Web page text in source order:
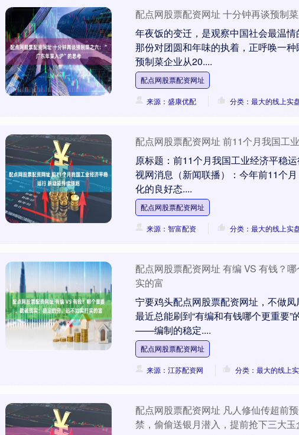
配点网股票配资网址 十分钟再谈预制
年夜饭的变迁，是观察中国社会最温
那份对团圆和年味的执着，正呼唤一
预制菜企业从20....
配点网股票配资网址
来源：盛康优配 分类：最大的线上实
配点网股票配资网址 前11个月我国工
原标题：前11个月我国工业经济平稳
视网消息（新闻联播）：今年前11个
化的良好态....
配点网股票配资网址
来源：智富配资 分类：最大的线上实
配点网股票配资网址 有编 VS 有钱？
实的富
宁要鸡头配点网股票配资网址，不做
最近总能刷到“有编和有钱哪个更重要
——编制的稳定....
配点网股票配资网址
来源：江苏配资网 分类：最大的线上
配点网股票配资网址 凡人修仙传超前
禁，偷偷送银月潜入，提前抢下三大玉